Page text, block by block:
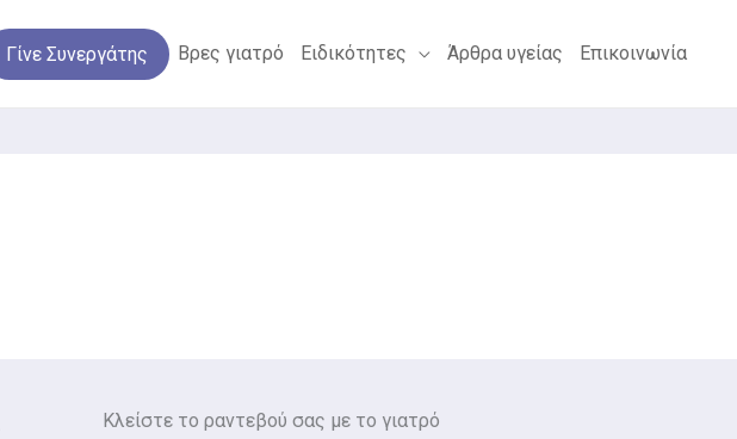
Γίνε Συνεργάτης Βρες γιατρό Ειδικότητες Άρθρα υγείας Επικοινωνία
Κλείστε το ραντεβού σας με το γιατρό